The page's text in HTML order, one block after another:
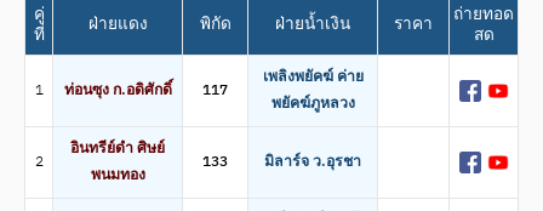
คู่
ที่ ฝ่ายแดง พิกัด ฝ่ายน้ำเงิน ราคา ถ่ายทอด
สด
1 ท่อนซุง ก.อดิศักดิ์ 117
เพลิงพยัคฆ์ ค่าย
พยัคฆ์ภูหลวง
2
อินทรีย์ดำ ศิษย์
พนมทอง
133 มิลาร์จ ว.อุรชา